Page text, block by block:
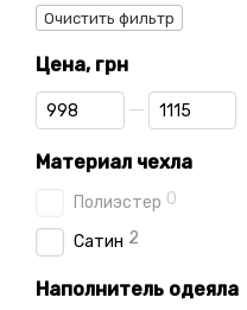
Очистить фильтр
Цена, грн
От Цена, грн
До Цена, грн
Материал чехла
Полиэстер 0
Сатин 2
Наполнитель одеяла